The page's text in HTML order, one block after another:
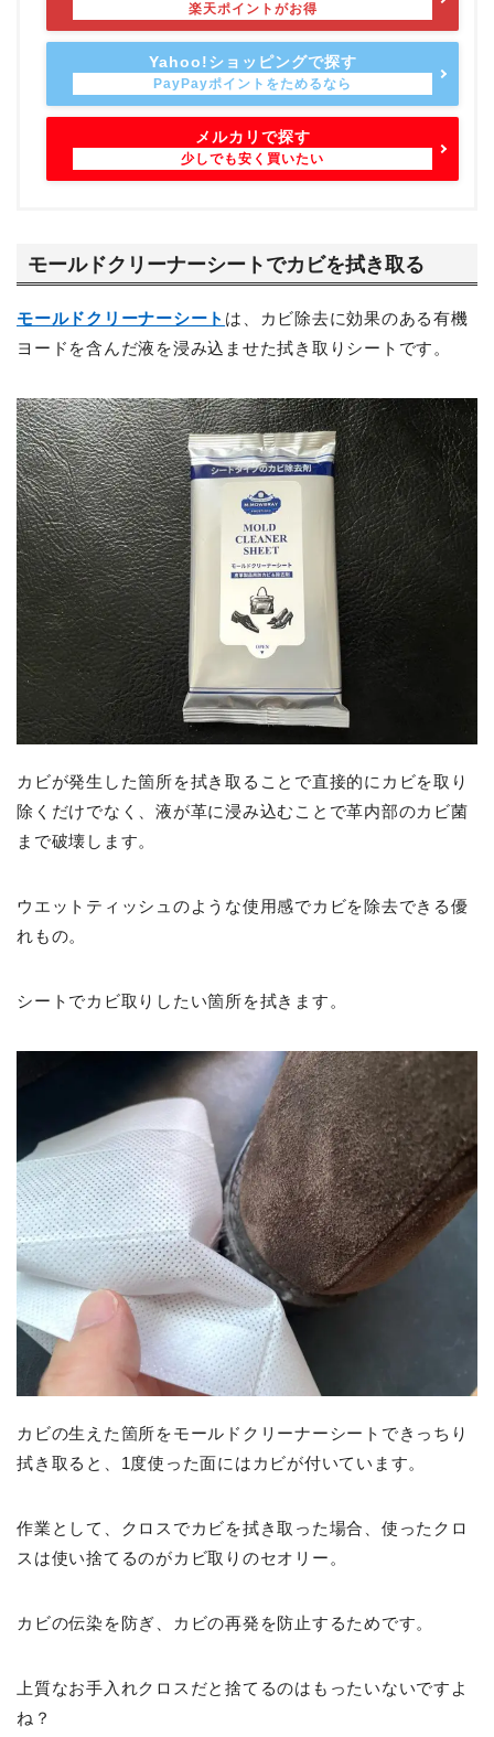
Yahoo!ショッピングで探す
メルカリで探す
モールドクリーナーシートでカビを拭き取る
モールドクリーナーシート は、カビ除去に効果のある有機
ヨードを含んだ液を浸み込ませた拭き取りシートです。
カビが発生した箇所を拭き取ることで直接的にカビを取り
除くだけでなく、液が革に浸み込むことで革内部のカビ菌
まで破壊します。
ウエットティッシュのような使用感でカビを除去できる優
れもの。
シートでカビ取りしたい箇所を拭きます。
カビの生えた箇所をモールドクリーナーシートできっちり
拭き取ると、1度使った面にはカビが付いています。
作業として、クロスでカビを拭き取った場合、使ったクロ
スは使い捨てるのがカビ取りのセオリー。
カビの伝染を防ぎ、カビの再発を防止するためです。
上質なお手入れクロスだと捨てるのはもったいないですよ
ね？